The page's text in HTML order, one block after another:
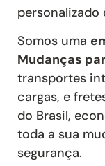
personalizado
Somos uma
Mudanças
transportes
cargas, e
do Brasil,
toda a sua
segurança.